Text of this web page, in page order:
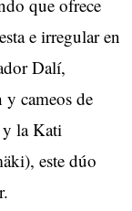
que ofrece
e irregular en
Dalí,
cameos de
y la Kati
este dúo